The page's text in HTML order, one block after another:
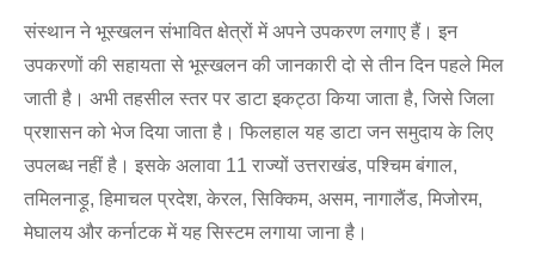
संस्थान ने भूस्खलन संभावित क्षेत्रों में अपने उपकरण लगाए हैं। इन
उपकरणों की सहायता से भूस्खलन की जानकारी दो से तीन दिन पहले मिल
जाती है। अभी तहसील स्तर पर डाटा इकट्ठा किया जाता है, जिसे जिला
प्रशासन को भेज दिया जाता है। फिलहाल यह डाटा जन समुदाय के लिए
उपलब्ध नहीं है। इसके अलावा 11 राज्यों उत्तराखंड, पश्चिम बंगाल,
तमिलनाड़ू, हिमाचल प्रदेश, केरल, सिक्किम, असम, नागालैंड, मिजोरम,
मेघालय और कर्नाटक में यह सिस्टम लगाया जाना है।